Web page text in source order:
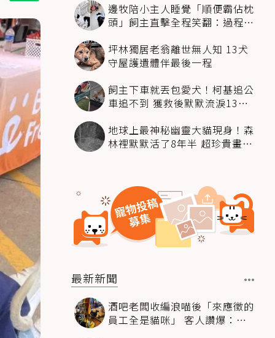
邊牧陪小主人睡覺「順便霸佔枕
頭」飼主直擊全程笑翻：過程絲
坪林獨居老翁離世無人知 13犬
守屋護遺體伴最後一程
飼主下車就丟包愛犬！柯基追公
車追不到 獲救後默默流淚13萬
地球上最神秘幽靈大貓現身！森
林裡默默活了8年半 超珍貴畫面
最新新聞
酒吧老闆收編浪喵後「來應徵的
員工全是貓咪」 客人讚爆：來